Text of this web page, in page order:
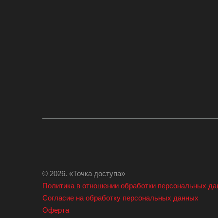
© 2026. «Точка доступа»
Политика в отношении обработки персональных
Согласие на обработку персональных данных
Оферта